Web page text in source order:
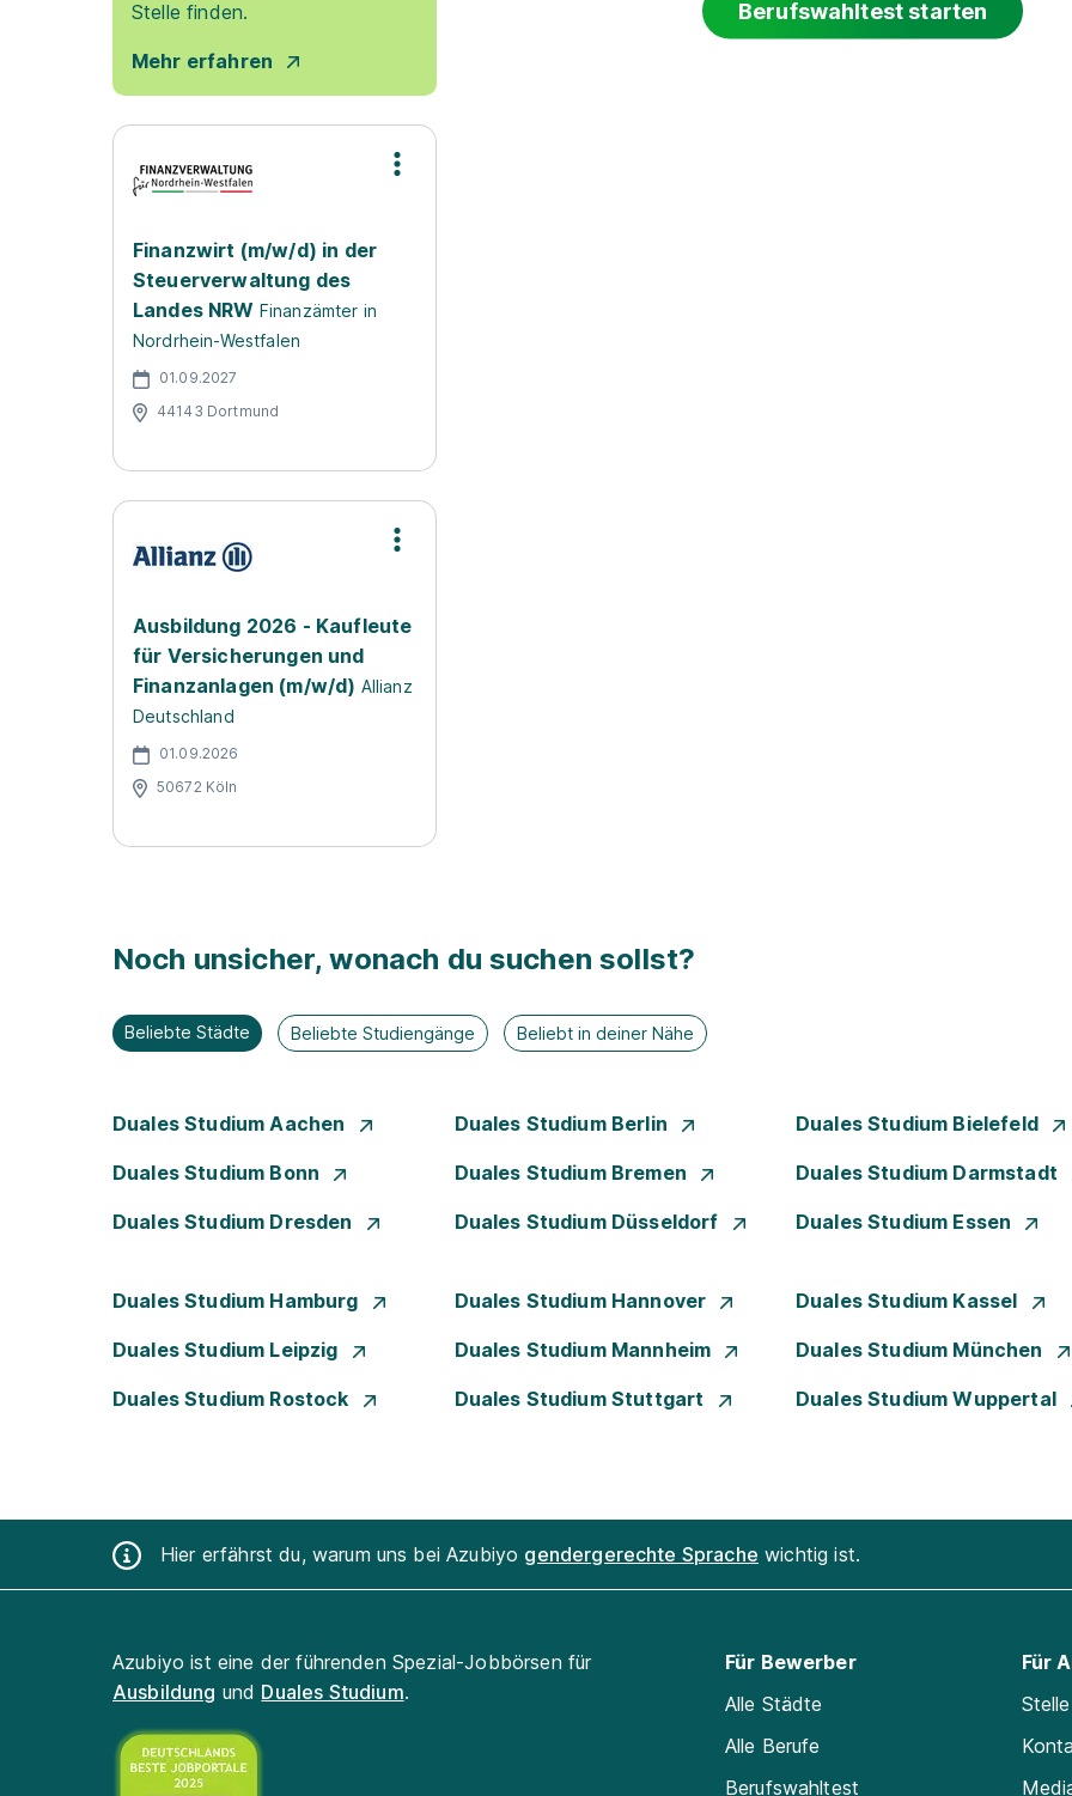
Stelle finden.
Mehr erfahren
Finanzwirt (m/w/d) in der
Steuerverwaltung des
Landes NRW Finanzämter in
Nordrhein-Westfalen
01.09.2027
44143 Dortmund
Ausbildung 2026 - Kaufleute
für Versicherungen und
Finanzanlagen (m/w/d) Allianz
Deutschland
01.09.2026
50672 Köln
Berufswahltest starten
Noch unsicher, wonach du suchen sollst?
Beliebte Städte Beliebte Studiengänge Beliebt in deiner Nähe
Duales Studium Aachen Duales Studium Berlin Duales Studium Bielefeld
Duales Studium Bonn Duales Studium Bremen Duales Studium Darmstadt
Duales Studium Dresden Duales Studium Düsseldorf Duales Studium Essen
Duales Studium Hamburg Duales Studium Hannover Duales Studium Kassel
Duales Studium Leipzig Duales Studium Mannheim Duales Studium München
Duales Studium Rostock Duales Studium Stuttgart Duales Studium Wuppertal
Hier erfährst du, warum uns bei Azubiyo gendergerechte Sprache wichtig ist.
Azubiyo ist eine der führenden Spezial-Jobbörsen für
Ausbildung und Duales Studium.
Für Bewerber
Alle Städte
Alle Berufe
Berufswahltest
Für